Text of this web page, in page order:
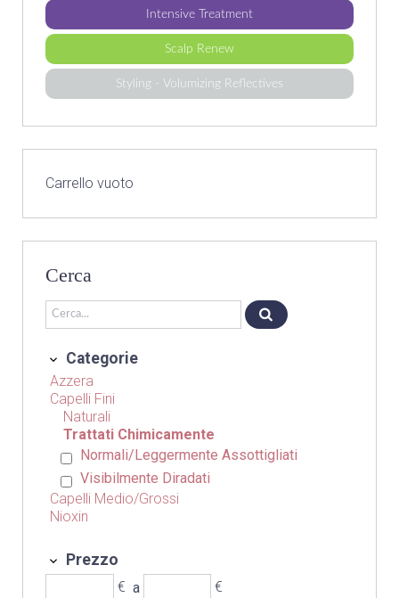
Intensive Treatment
Scalp Renew
Styling - Volumizing Reflectives
Carrello vuoto
Cerca
Categorie
Azzera
Capelli Fini
Naturali
Trattati Chimicamente
Normali/Leggermente Assottigliati
Visibilmente Diradati
Capelli Medio/Grossi
Nioxin
Prezzo
€ a €